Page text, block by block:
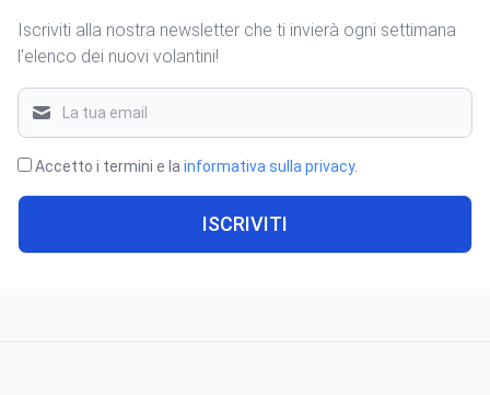
Iscriviti alla nostra newsletter che ti invierà ogni settimana
l'elenco dei nuovi volantini!
Accetto i termini e la informativa sulla privacy.
ISCRIVITI